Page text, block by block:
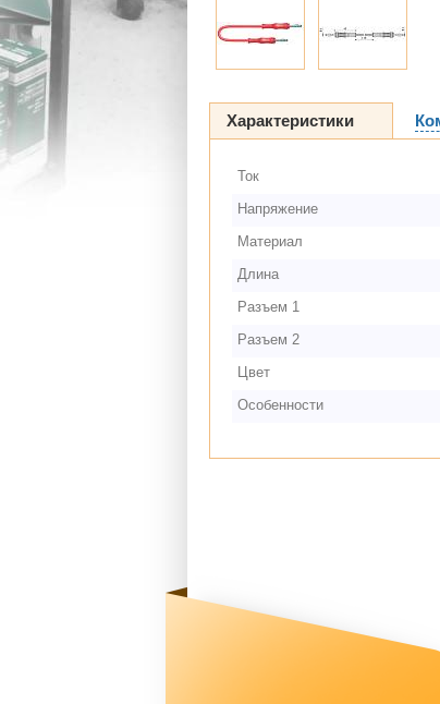
Характеристики
Ток
Напряжение
Материал
Длина
Разъем 1
Разъем 2
Цвет
Особенности